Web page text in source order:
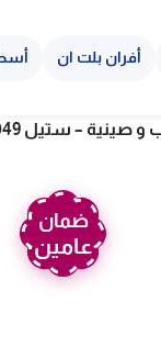
أفران بلت ان
ضمان
عامين